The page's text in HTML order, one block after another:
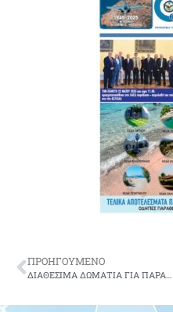
ΠΡΟΗΓΟΥΜΕΝΟ
ΔΙΑΘΕΣΙΜΑ ΔΩΜΑΤΙΑ ΓΙΑ ΠΑΡΑΘΕΡΙΣΜΟ